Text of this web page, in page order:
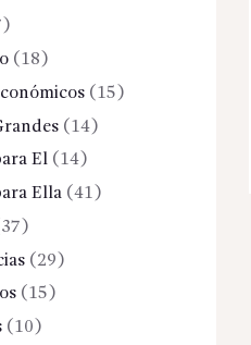
(18)
(15)
(14)
El (14)
Ella (41)
(29)
(15)
(10)